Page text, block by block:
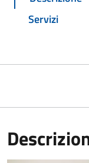
Servizi